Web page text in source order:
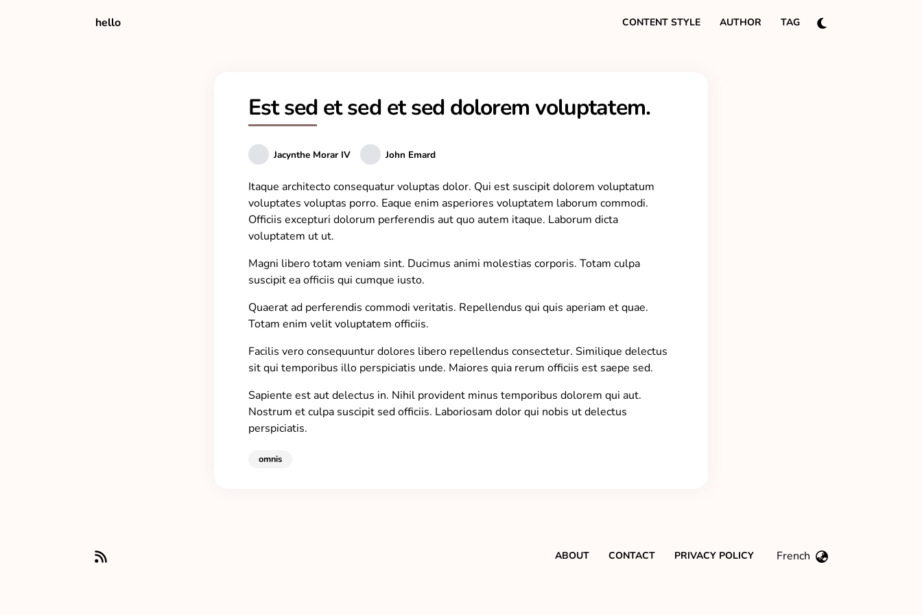
hello CONTENT STYLE AUTHOR TAG
Est sed et sed et sed dolorem voluptatem.
Jacynthe Morar IV John Emard
Itaque architecto consequatur voluptas dolor. Qui est suscipit dolorem voluptatum
voluptates voluptas porro. Eaque enim asperiores voluptatem laborum commodi.
Officiis excepturi dolorum perferendis aut quo autem itaque. Laborum dicta
voluptatem ut ut.
Magni libero totam veniam sint. Ducimus animi molestias corporis. Totam culpa
suscipit ea officiis qui cumque iusto.
Quaerat ad perferendis commodi veritatis. Repellendus qui quis aperiam et quae.
Totam enim velit voluptatem officiis.
Facilis vero consequuntur dolores libero repellendus consectetur. Similique delectus
sit qui temporibus illo perspiciatis unde. Maiores quia rerum officiis est saepe sed.
Sapiente est aut delectus in. Nihil provident minus temporibus dolorem qui aut.
Nostrum et culpa suscipit sed officiis. Laboriosam dolor qui nobis ut delectus
perspiciatis.
omnis
ABOUT CONTACT PRIVACY POLICY French